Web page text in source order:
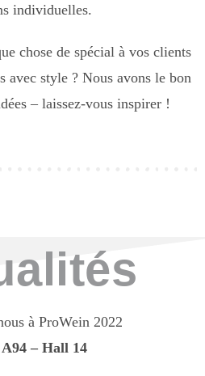
individuelles.
chose de spécial à vos clients
avec style ? Nous avons le bon
– laissez-vous inspirer !
à ProWein 2022
– Hall 14